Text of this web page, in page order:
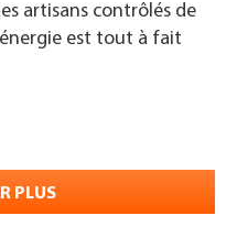
artisans contrôlés de
est tout à fait
PLUS